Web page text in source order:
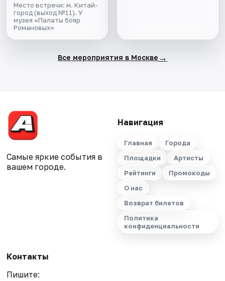
Место встречи: м. Китай-
город (выход №11). У
музея «Палаты бояр
Романовых»
Все мероприятия в Москве →
Самые яркие события в
вашем городе.
Навигация
Главная
Города
Площадки
Артисты
Рейтинги
Промокоды
О нас
Возврат билетов
Политика
конфиденциальности
Контакты
Пишите: